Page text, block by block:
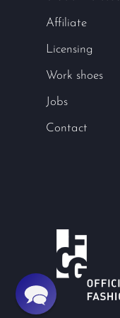
Affiliate
Licensing
Work shoes
Jobs
Contact